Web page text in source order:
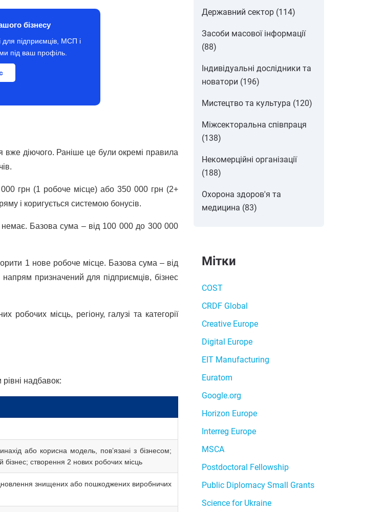
бізнесу
для підприємців, МСП і
під ваш профіль.
діючого. Раніше це були окремі правила
грн (1 робоче місце) або 350 000 грн (2+
і коригується системою бонусів.
Базова сума – від 100 000 до 300 000
1 нове робоче місце. Базова сума – від
призначений для підприємців, бізнес
робочих місць, регіону, галузі та категорії
надбавок:
або корисна модель, пов’язані з бізнесом;
створення 2 нових робочих місць
знищених або пошкоджених виробничих
Державний сектор (114)
Засоби масової інформації
(88)
Індивідуальні дослідники та
новатори (196)
Мистецтво та культура (120)
Міжсекторальна співпраця
(138)
Некомерційні організації
(188)
Охорона здоров'я та
медицина (83)
Мітки
COST
CRDF Global
Creative Europe
Digital Europe
EIT Manufacturing
Euratom
Google.org
Horizon Europe
Interreg Europe
MSCA
Postdoctoral Fellowship
Public Diplomacy Small Grants
Science for Ukraine